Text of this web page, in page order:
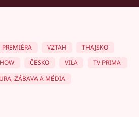
PREMIÉRA VZTAH
THAJSKO
ČESKO VILA
TV PRIMA
ZÁBAVA A MÉDIA